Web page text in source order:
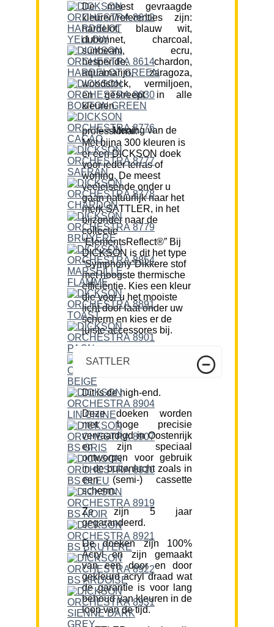
De meest gevraagde
kleuren/referenties zijn:
hardelot, blauw wit,
dubonnet, charcoal,
sunbeam, ecru,
hesperide, chardon,
aquamarijn, zaragoza,
woodstock, vermiljoen,
en gestreept in alle
kleuren.
Mening van de professional:
Met bijna 300 kleuren is
er een DICKSON doek
voor ieder terras of
woning. De meest
veeleisende onder u
gaan natuurlijk naar het
merk SATTLER, in het
bijzonder naar de
collectie
“ElementsReflect®” Bij
DICKSON is dit het type
“Symphony”Dikkere stof
met hoogste thermische
efficiëntie. Kies een kleur
die voor u het mooiste
licht door laat onder uw
scherm en kies er de
juiste accessores bij.
SATTLER
Dit is de high-end.
Deze doeken worden
met hoge precisie
vervaardigd in Oostenrijk
en zijn speciaal
ontworpen voor gebruik
in de buitenlucht zoals in
een (semi-) cassette
scherm.
Ze zijn 5 jaar
gegarandeerd.
De doeken zijn 100%
Acryl en zijn gemaakt
van een door en door
gekleurd acryl draad wat
de garantie is voor lang
behoud van kleuren in de
loop van de tijd.